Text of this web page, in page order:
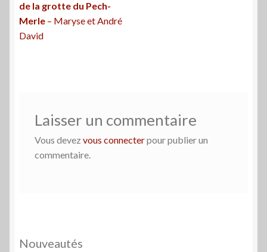
de
l’article
précédent :
de la grotte du Pech-
Merle – Maryse et André
David
Laisser un commentaire
Vous devez vous connecterpour publier un
commentaire.
Nouveautés